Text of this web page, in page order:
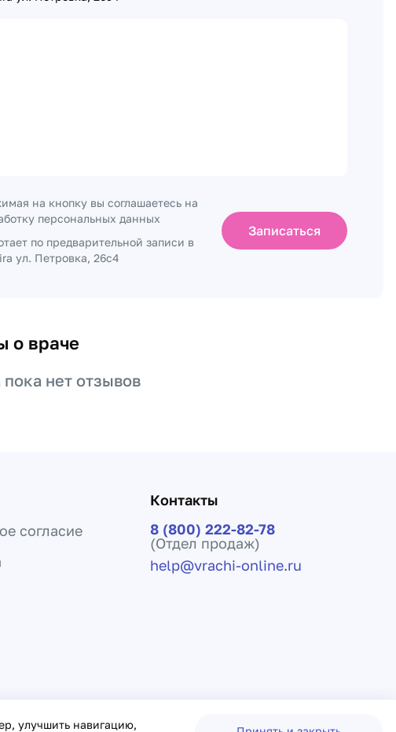
на кнопку вы соглашаетесь на
персональных данных
по предварительной записи в
ул. Петровка, 26с4
Записаться
о враче
пока нет отзывов
улучшить навигацию,
согласие
Контакты
8 (800) 222-82-78
(Отдел продаж)
help@vrachi-online.ru